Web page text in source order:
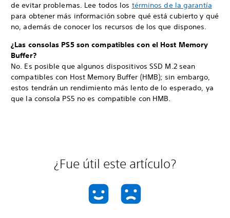
de evitar problemas. Lee todos los términos de la garantía
para obtener más información sobre qué está cubierto y qué
no, además de conocer los recursos de los que dispones.
¿Las consolas PS5 son compatibles con el Host Memory
Buffer?
No. Es posible que algunos dispositivos SSD M.2 sean
compatibles con Host Memory Buffer (HMB); sin embargo,
estos tendrán un rendimiento más lento de lo esperado, ya
que la consola PS5 no es compatible con HMB.
¿Fue útil este artículo?